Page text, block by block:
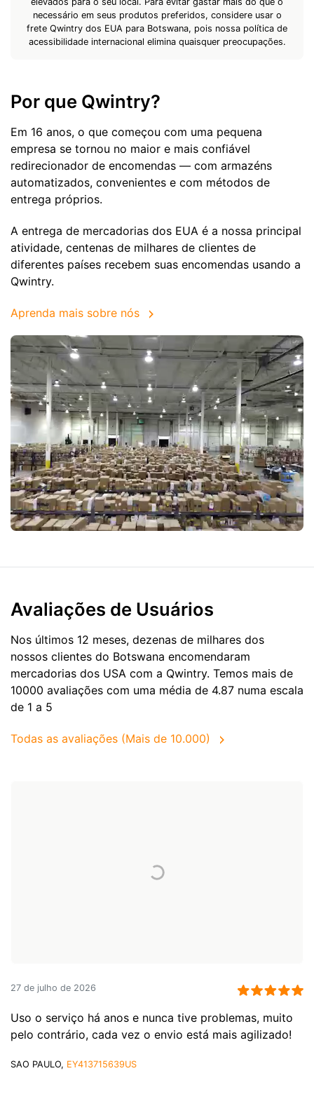
necessário em seus produtos preferidos, considere usar o
frete Qwintry dos EUA para Botswana, pois nossa política de
acessibilidade internacional elimina quaisquer preocupações.
Por que Qwintry?
Em 16 anos, o que começou com uma pequena
empresa se tornou no maior e mais confiável
redirecionador de encomendas — com armazéns
automatizados, convenientes e com métodos de
entrega próprios.
A entrega de mercadorias dos EUA é a nossa principal
atividade, centenas de milhares de clientes de
diferentes países recebem suas encomendas usando a
Qwintry.
Aprenda mais sobre nós
Avaliações de Usuários
Nos últimos 12 meses, dezenas de milhares dos
nossos clientes do Botswana encomendaram
mercadorias dos USA com a Qwintry. Temos mais de
10000 avaliações com uma média de 4.87 numa escala
de 1 a 5
Todas as avaliações (Mais de 10.000)
27 de julho de 2026
Uso o serviço há anos e nunca tive problemas, muito
pelo contrário, cada vez o envio está mais agilizado!
SAO PAULO, EY413715639US